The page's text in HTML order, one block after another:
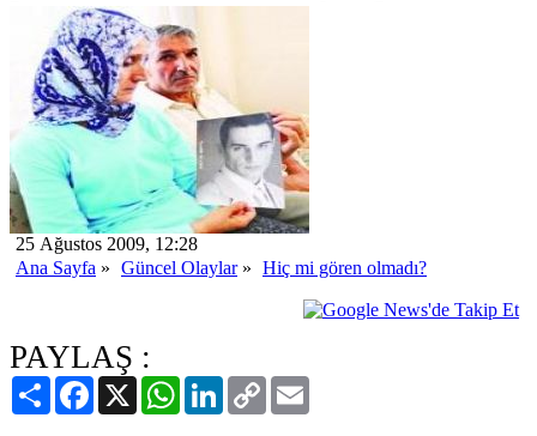
25 Ağustos 2009, 12:28
Ana Sayfa » Güncel Olaylar» Hiç mi gören olmadı?
PAYLAŞ :
PaylaşFacebook
X WhatsAppLinkedIn
Copy
Link